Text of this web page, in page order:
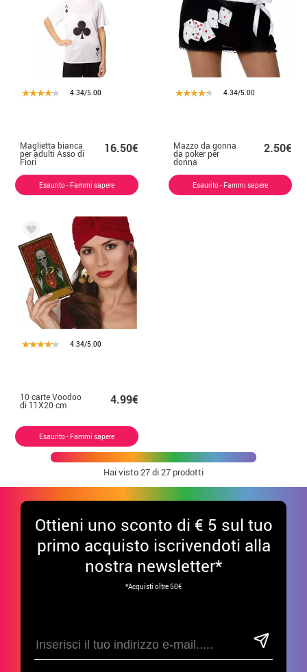
4.34/5.00
Maglietta bianca
per adulti Asso di
Fiori
16.50€
Esaurito - Fammi sapere
4.34/5.00
Mazzo da gonna
da poker per
donna
2.50€
Esaurito - Fammi sapere
4.34/5.00
10 carte Voodoo
di 11X20 cm 4.99€
Esaurito - Fammi sapere
Hai visto27di 27 prodotti
Ottieni uno sconto di € 5 sul tuo
primo acquisto iscrivendoti alla
nostra newsletter*
*Acquisti oltre 50€